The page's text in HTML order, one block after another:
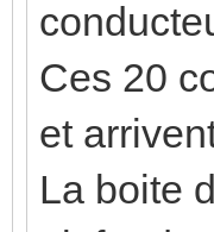
Ces 20
et
La boite